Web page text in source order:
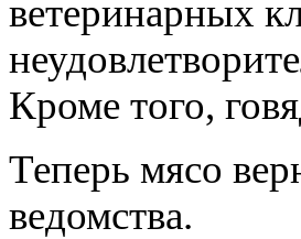
ветеринарных
Кроме того,
Теперь мясо
ведомства.